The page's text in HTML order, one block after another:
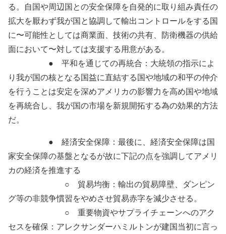
る。自国や周辺国との安全保障を自発的に取り組み責任の
拡大を厭わず我が国と協調して輸出コントロールをする国
に〜可能性としては商業面、技術の共有、防衛機器の供給
面において〜対しては支援する用意がある。
● 平和を通じての再統合：大統領の指示によ
り我が国の核となる国益に直結する国や地域の和平の仲介
を行うことは安定を深めアメリカの影響力を高め国や地域
を再統合し、我が国の市場を新規開拓する為の効果的方法
だ。
● 経済安全保障：最後に、経済安全保障は国
家安全保障の基盤となるが故に下記の点を強調してアメリ
カの経済を推進する
○ 貿易均衡：輸出の貿易障壁、ダンピン
グ等の非競争慣習をやめさせ貿易赤字を減少させる。
○ 重要物資やサプライチェーンへのアク
セスを確保：アレクサンダーハミルトンが建国当初に言っ